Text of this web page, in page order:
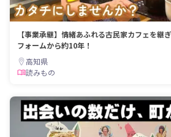
【事業承継】情緒あふれる古民家カフェを継
フォームから約10年！
高知県
読みもの